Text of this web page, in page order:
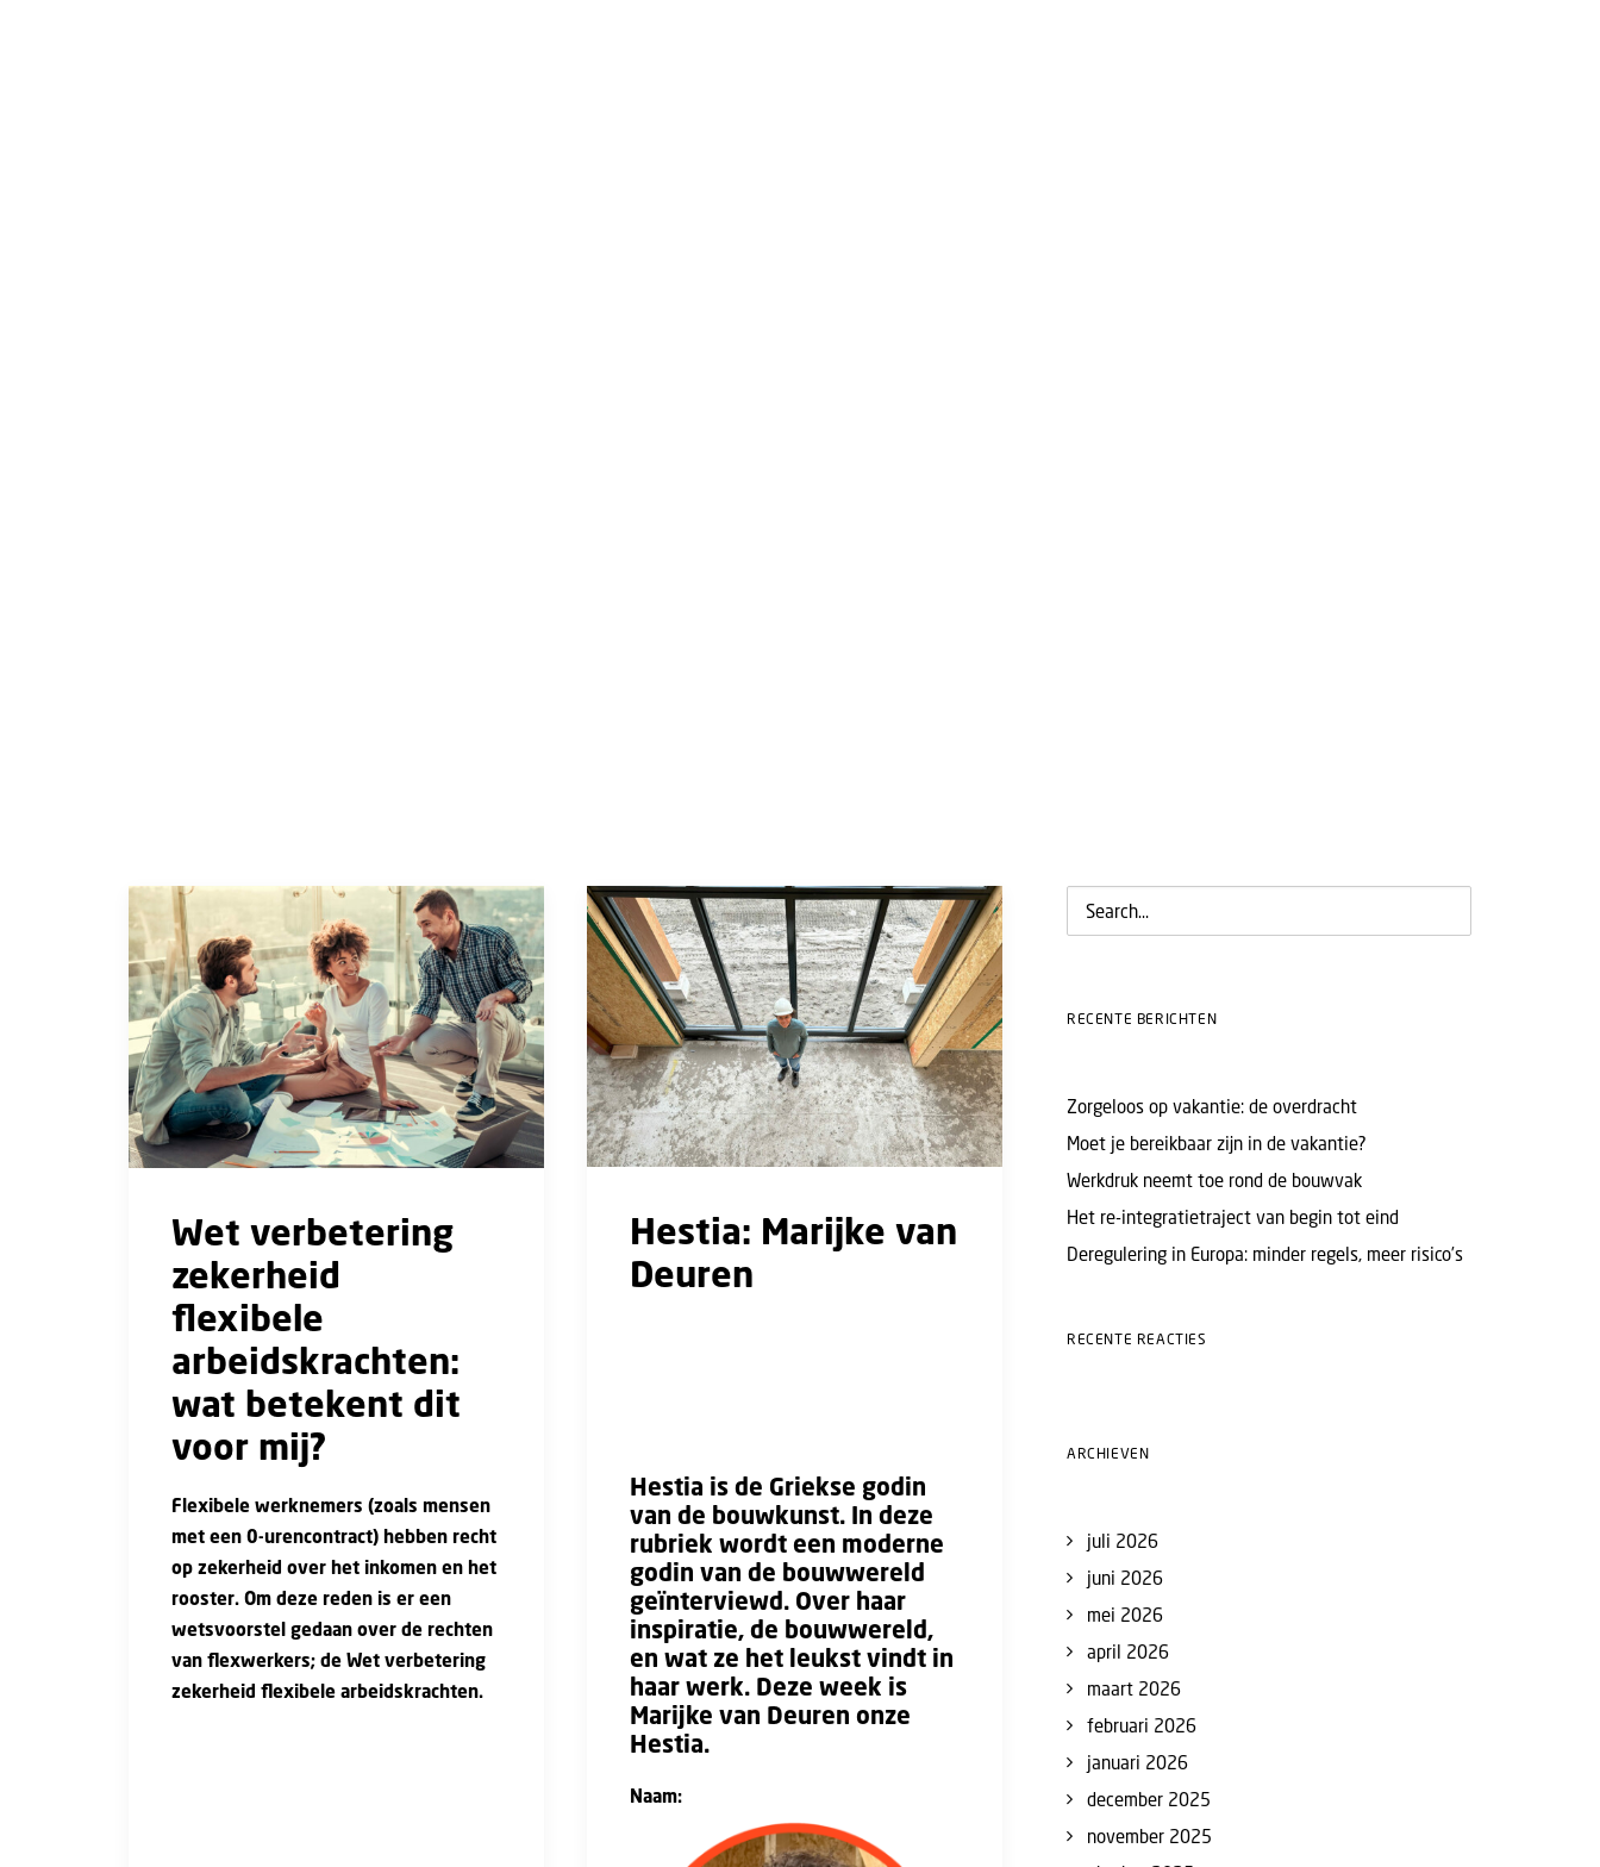
Wet verbetering
zekerheid
flexibele
arbeidskrachten:
wat betekent dit
voor mij?
Flexibele werknemers (zoals mensen
met een 0-urencontract) hebben recht
op zekerheid over het inkomen en het
rooster. Om deze reden is er een
wetsvoorstel gedaan over de rechten
van flexwerkers; de Wet verbetering
zekerheid flexibele arbeidskrachten.
Hestia: Marijke van
Deuren
Hestia is de Griekse godin
van de bouwkunst. In deze
rubriek wordt een moderne
godin van de bouwwereld
geïnterviewd. Over haar
inspiratie, de bouwwereld,
en wat ze het leukst vindt in
haar werk. Deze week is
Marijke van Deuren onze
Hestia.
Naam:
RECENTE BERICHTEN
Zorgeloos op vakantie: de overdracht
Moet je bereikbaar zijn in de vakantie?
Werkdruk neemt toe rond de bouwvak
Het re-integratietraject van begin tot eind
Deregulering in Europa: minder regels, meer risico’s
RECENTE REACTIES
ARCHIEVEN
juli 2026
juni 2026
mei 2026
april 2026
maart 2026
februari 2026
januari 2026
december 2025
november 2025